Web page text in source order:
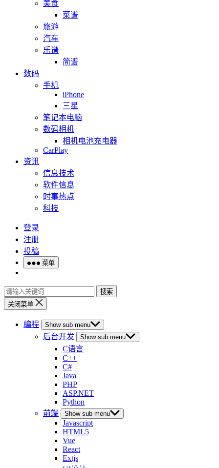
美食
菜谱
旅游
汽车
乐谱
简谱
数码
手机
iPhone
三星
笔记本电脑
数码相机
相机电池充电器
CarPlay
资讯
信息技术
软件信息
时事热点
科技
登录
注册
投稿
菜单
搜索
关闭菜单
编程 Show sub menu
后台开发 Show sub menu
C语言
C++
C#
Java
PHP
ASP.NET
Python
前端
Show sub menu
Javascript
HTML5
Vue
React
Extjs